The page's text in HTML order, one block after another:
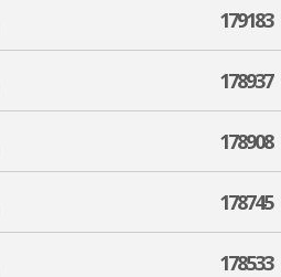
179183
178937
178908
178745
178533